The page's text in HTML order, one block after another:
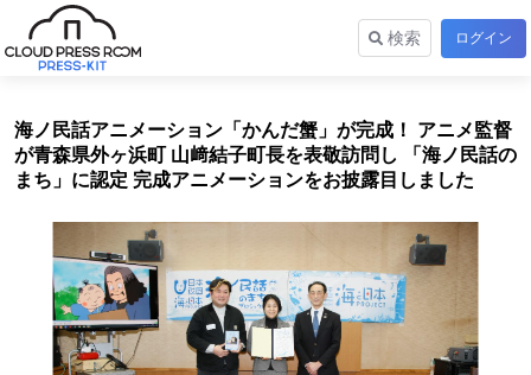
検索 ログイン
海ノ民話アニメーション「かんだ蟹」が完成！ アニメ監督
が青森県外ヶ浜町 山﨑結子町長を表敬訪問し 「海ノ民話の
まち」に認定 完成アニメーションをお披露目しました